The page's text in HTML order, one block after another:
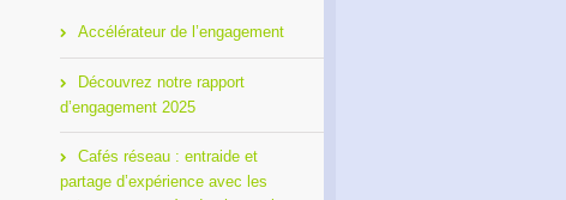
Accélérateur de l’engagement
Découvrez notre rapport
d’engagement 2025
Cafés réseau : entraide et
partage d’expérience avec les